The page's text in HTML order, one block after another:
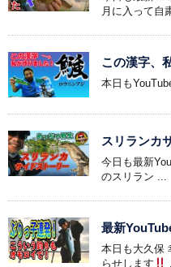
月に入って自
この漢字、
本日も
スリランカ
今日も最新
のスリラン ...
最新
本日も大久保
らせします